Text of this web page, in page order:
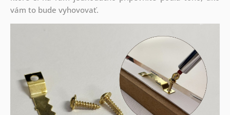
vám to bude vyhovovať.